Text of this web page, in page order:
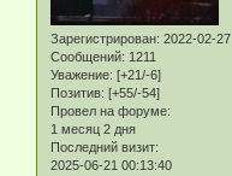
Зарегистрирован: 2022-02-27
Сообщений: 1211
Уважение: [+21/-6]
Позитив: [+55/-54]
Провел на форуме:
1 месяц 2 дня
Последний визит:
2025-06-21 00:13:40